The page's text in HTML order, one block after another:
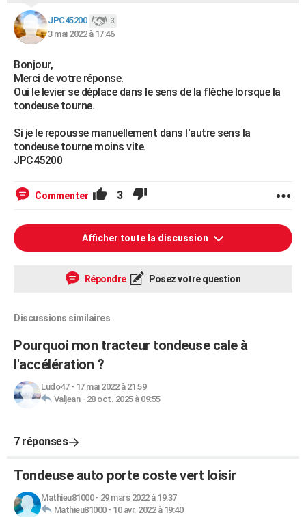
JPC45200 3
3 mai 2022 à 17:46
Bonjour,
Merci de votre réponse.
Oui le levier se déplace dans le sens de la flèche lorsque la
tondeuse tourne.
Si je le repousse manuellement dans l'autre sens la
tondeuse tourne moins vite.
JPC45200
Commenter 3
Afficher toute la discussion
Répondre Posez votre question
Discussions similaires
Pourquoi mon tracteur tondeuse cale à
l'accélération ?
Ludo47- 17 mai 2022 à 21:59
Valjean- 28 oct. 2025 à 09:55
7 réponses
Tondeuse auto porte coste vert loisir
Mathieu81000- 29 mars 2022 à 19:37
Mathieu81000- 10 avr. 2022 à 19:40